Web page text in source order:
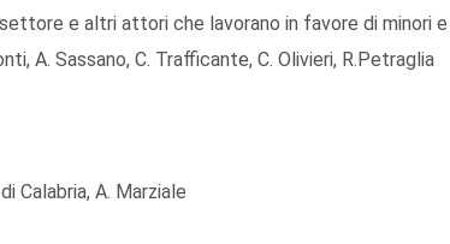
e altri attori che lavorano in favore di minori
A. Sassano, C. Trafficante, C. Olivieri, R.Petraglia
Calabria, A. Marziale